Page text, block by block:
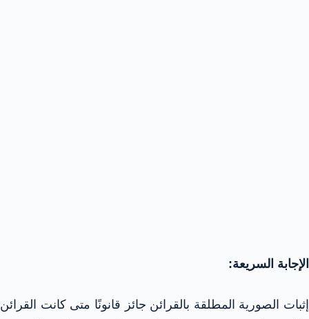
الإجابة السريعة:
إثبات الصورية المطلقة بالقرائن جائز قانونًا متى كانت القرائن